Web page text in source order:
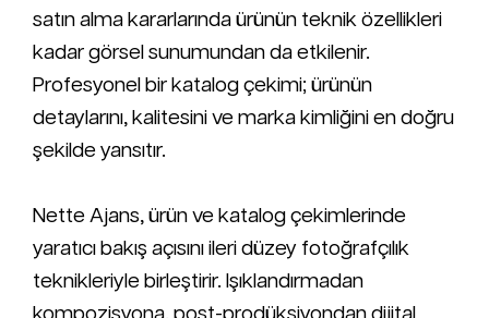
satın alma kararlarında ürünün teknik özellikleri
kadar görsel sunumundan da etkilenir.
Profesyonel bir katalog çekimi; ürünün
detaylarını, kalitesini ve marka kimliğini en doğru
şekilde yansıtır.
Nette Ajans, ürün ve katalog çekimlerinde
yaratıcı bakış açısını ileri düzey fotoğrafçılık
teknikleriyle birleştirir. Işıklandırmadan